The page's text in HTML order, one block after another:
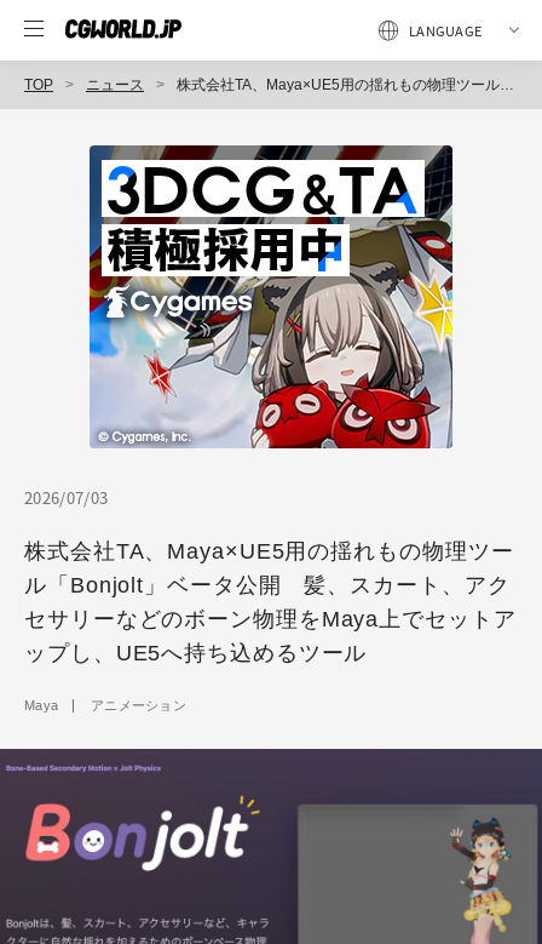
TOP ニュース 株式会社TA、Maya×UE5用の揺れもの物理ツール「Bonjolt」ベータ公開 髪、スカート、アクセサリーなどのボーン物理をMaya上でセットアップし、UE5へ持ち込めるツール
2026/07/03
株式会社TA、Maya×UE5用の揺れもの物理ツー
ル「Bonjolt」ベータ公開 髪、スカート、アク
セサリーなどのボーン物理をMaya上でセットア
ップし、UE5へ持ち込めるツール
Maya アニメーション